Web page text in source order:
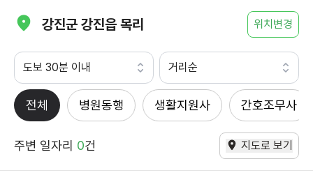
강진군 강진읍 목리 위치변경
도보 30분 이내 거리순
전체 병원동행 생활지원사 간호조무사
주변 일자리 0건 지도로 보기